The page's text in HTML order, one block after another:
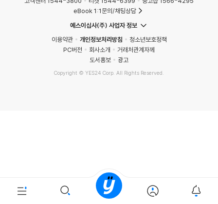
eBook 1:1문의/채팅상담
예스이십사(주) 사업자 정보
이용약관
개인정보처리방침
청소년보호정책
PC버전
회사소개
거래처관계자께
도서홍보
광고
Copyright © YES24 Corp. All Rights Reserved.